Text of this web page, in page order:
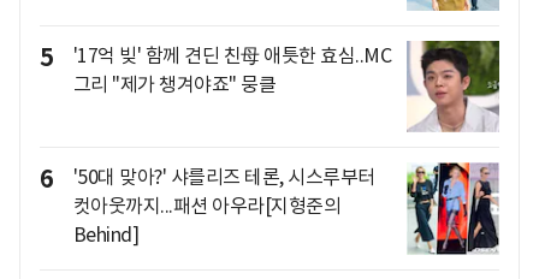
5
'17억 빚' 함께 견딘 친母 애틋한 효심..MC
그리 "제가 챙겨야죠" 뭉클
6
'50대 맞아?' 샤를리즈 테론, 시스루부터
컷아웃까지...패션 아우라[지형준의
Behind]